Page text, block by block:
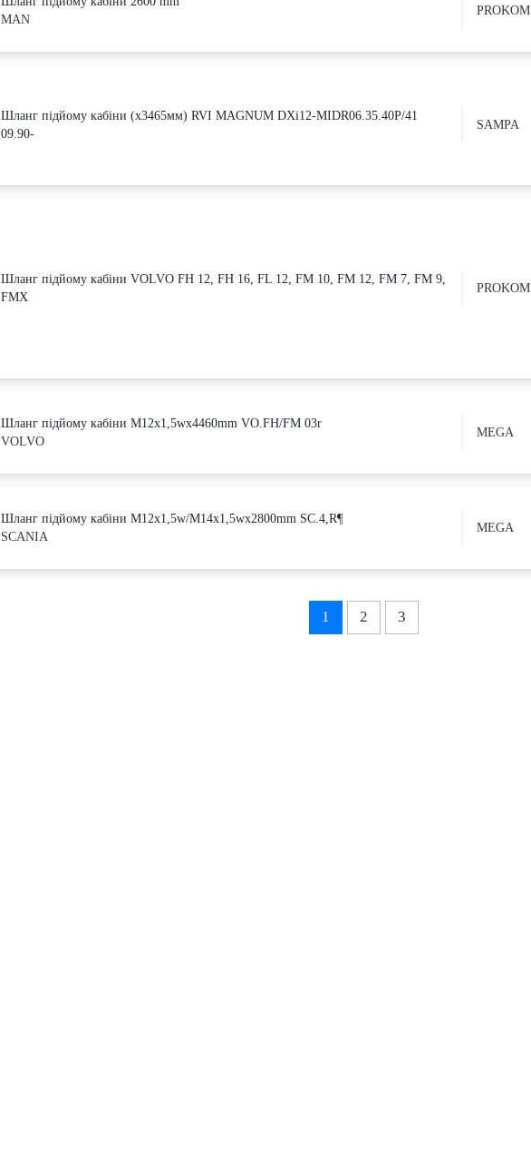
MAN
PROKOM
Шланг підйому кабіни (x3465мм) RVI MAGNUM DXi12-MIDR06.35.40P/41
09.90-
SAMPA
Шланг підйому кабіни VOLVO FH 12, FH 16, FL 12, FM 10, FM 12, FM 7, FM 9,
FMX
PROKOM
Шланг підйому кабіни M12x1,5wx4460mm VO.FH/FM 03r
VOLVO
MEGA
Шланг підйому кабіни M12x1,5w/M14x1,5wx2800mm SC.4,R¶
SCANIA
MEGA
1 2 3